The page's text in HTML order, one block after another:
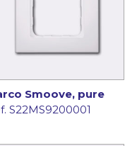
Smoove, pure
S22MS9200001